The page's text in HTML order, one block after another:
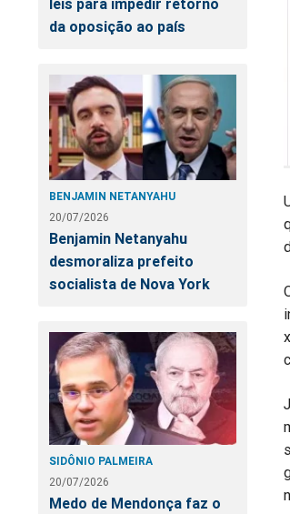
leis para impedir retorno
da oposição ao país
BENJAMIN NETANYAHU
20/07/2026
Benjamin Netanyahu
desmoraliza prefeito
socialista de Nova York
SIDÔNIO PALMEIRA
20/07/2026
Medo de Mendonça faz o